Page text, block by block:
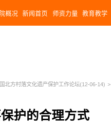
概况 新闻首页 师资力量 教育教学
北方村落文化遗产保护工作论坛(12-06-14) >
护的合理方式